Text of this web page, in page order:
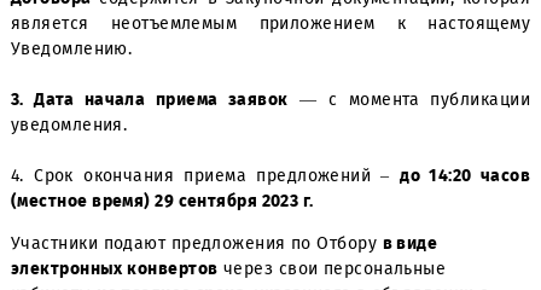
403 – 81 – 19
Договорасодержится в Закупочной документации,
является неотъемлемым приложением к
уведомления.